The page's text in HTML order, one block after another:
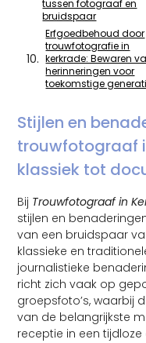
tussen fotograaf en
bruidspaar
Erfgoedbehoud door
trouwfotografie in
kerkrade: Bewaren
herinneringen voor
toekomstige
Stijlen en
trouwfotograaf
klassiek tot
Bij Trouwfotograaf in
stijlen en
van een bruidspaar
klassieke en
journalistieke
richt zich vaak op
groepsfoto’s, waarbij
van de belangrijkste
receptie in een tijdloze